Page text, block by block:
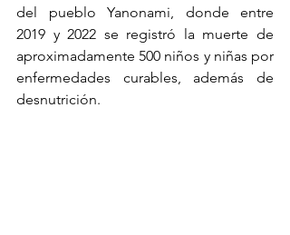
del pueblo Yanonami, donde entre
2019 y 2022 se registró la muerte de
aproximadamente 500 niños y niñas por
enfermedades curables, además de
desnutrición.